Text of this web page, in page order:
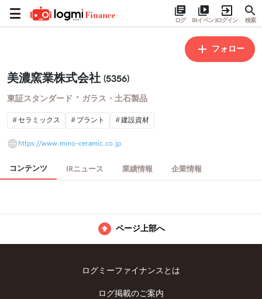
ログ IRイベントログイン 検索
フォロー
美濃窯業株式会社 (5356)
東証スタンダード ・ ガラス・土石製品
セラミックス プラント 建設資材
https://www.mino-ceramic.co.jp
コンテンツ IRニュース 業績情報 企業情報
ページ上部へ
ログミーファイナンスとは
ログ掲載のご案内